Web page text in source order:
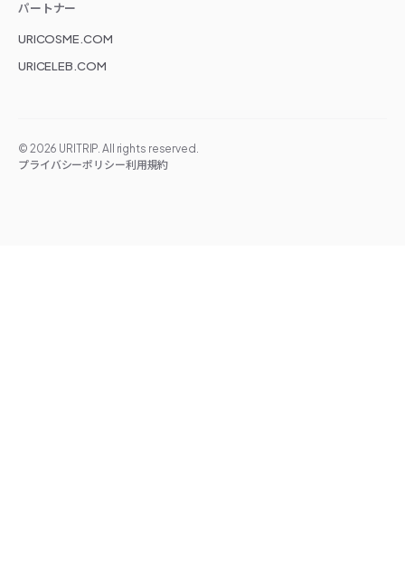
パートナー
URICOSME.COM
URICELEB.COM
© 2026 URITRIP. All rights reserved.
プライバシーポリシー利用規約